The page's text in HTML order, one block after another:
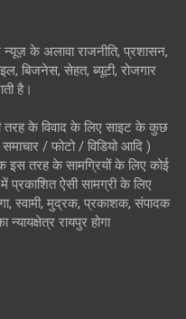
के अलावा राजनीति, प्रशासन,
बिजनेस, सेहत, ब्यूटी, रोजगार
है।
तरह के विवाद के लिए साइट के कुछ
समाचार / फोटो / विडियो आदि )
इस तरह के सामग्रियों के लिए कोई
प्रकाशित ऐसी सामग्री के लिए
स्वामी, मुद्रक, प्रकाशक, संपादक
न्यायक्षेत्र रायपुर होगा